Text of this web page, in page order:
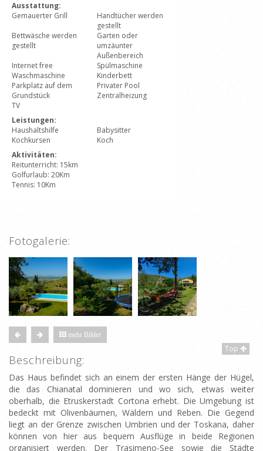
Ausstattung:
Gemauerter Grill
Handtücher werden
gestellt
Bettwäsche werden
gestellt
Garten oder
umzäunter
Außenbereich
Internet free
Spülmaschine
Waschmaschine
Kinderbett
Parkplatz auf dem
Grundstück
Privater Pool
Zentralheizung
TV
Leistungen:
Haushaltshilfe
Babysitter
Kochkursen
Koch
Aktivitäten:
Reitunterricht: 15km
Golfurlaub: 20Km
Tennis: 10Km
Fotogalerie:
mehr Bilder
Top
Beschreibung:
Das Haus befindet sich an einem der ersten Hänge der Hügel,
die das Chianatal dominieren und wo sich, etwas weiter
oberhalb, die Etruskerstadt Cortona erhebt. Die Umgebung ist
bedeckt mit Olivenbäumen, Wäldern und Reben. Die Gegend
liegt an der Grenze zwischen Umbrien und der Toskana, daher
können von hier aus bequem Ausflüge in beide Regionen
organisiert werden. Der Trasimeno-See sowie die Städte